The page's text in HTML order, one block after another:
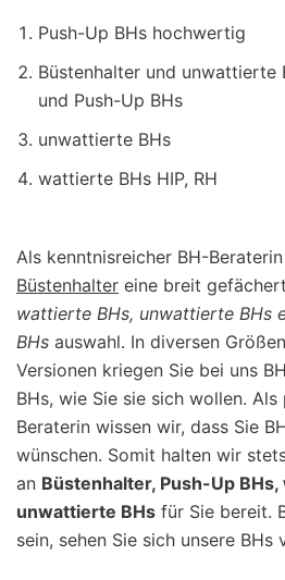
Push-Up BHs hochwertig
Büstenhalter und unwattierte
und Push-Up BHs
unwattierte BHs
wattierte BHs HIP, RH
Als kenntnisreicher BH-
Büstenhalter eine breit
wattierte BHs, unwattierte BHs
BHs auswahl. In diversen
Versionen kriegen Sie bei uns
BHs, wie Sie sie sich wollen.
Beraterin wissen wir, dass Sie
wünschen. Somit halten wir
an Büstenhalter, Push-Up
unwattierte BHs für Sie bereit.
sein, sehen Sie sich unsere BHs